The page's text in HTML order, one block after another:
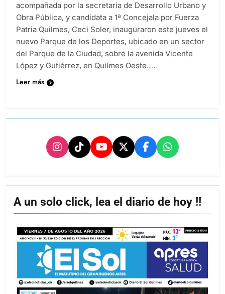
acompañada por la secretaria de Desarrollo Urbano y
Obra Pública, y candidata a 1ª Concejala por Fuerza
Patria Quilmes, Ceci Soler, inauguraron este jueves el
nuevo Parque de los Deportes, ubicado en un sector
del Parque de la Ciudad, sobre la avenida Vicente
López y Gutiérrez, en Quilmes Oeste….
Leer más
A un solo click, lea el diario de hoy !!